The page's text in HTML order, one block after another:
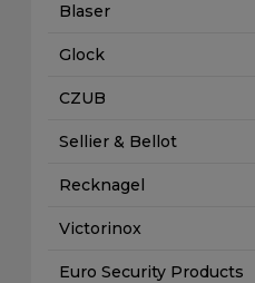
Blaser
Glock
CZUB
Sellier & Bellot
Recknagel
Victorinox
Euro Security Products